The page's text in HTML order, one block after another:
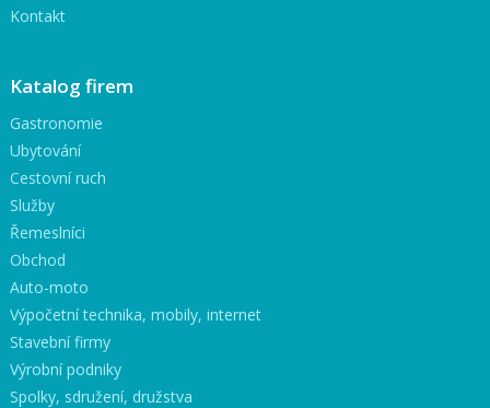
Kontakt
Katalog firem
Gastronomie
Ubytování
Cestovní ruch
Služby
Řemeslníci
Obchod
Auto-moto
Výpočetní technika, mobily, internet
Stavební firmy
Výrobní podniky
Spolky, sdružení, družstva